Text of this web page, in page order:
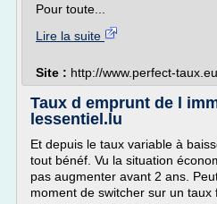
Pour toute...
Lire la suite
Site : http://www.perfect-taux.eu
Taux d emprunt de l
lessentiel.lu
Et depuis le taux variable à
tout bénéf. Vu la situation
pas augmenter avant 2 ans.
moment de switcher sur un